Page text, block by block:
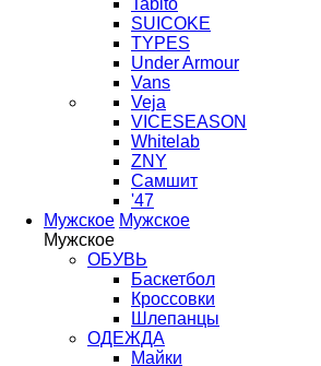
Tabito
SUICOKE
TYPES
Under Armour
Vans
Veja
VICESEASON
Whitelab
ZNY
Самшит
'47
Мужское Мужское
Мужское
ОБУВЬ
Баскетбол
Кроссовки
Шлепанцы
ОДЕЖДА
Майки